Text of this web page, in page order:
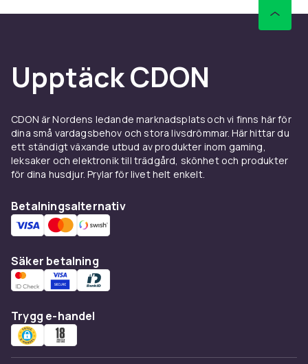
Upptäck CDON
CDON är Nordens ledande marknadsplats och vi finns här för
dina små vardagsbehov och stora livsdrömmar. Här hittar du
ett ständigt växande utbud av produkter inom gaming,
leksaker och elektronik till trädgård, skönhet och produkter
för dina husdjur. Prylar för livet helt enkelt.
Betalningsalternativ
Säker betalning
Trygg e-handel